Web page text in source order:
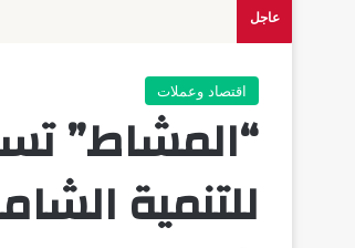
عاجل
اقتصاد وعملات
“المشاط”
للتنمية